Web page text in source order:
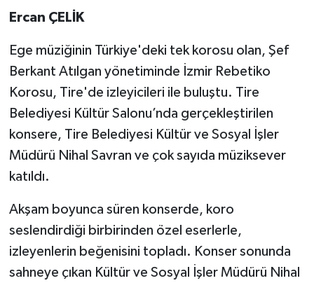
Ercan ÇELİK
Ege müziğinin Türkiye'deki tek korosu olan, Şef
Berkant Atılgan yönetiminde İzmir Rebetiko
Korosu, Tire'de izleyicileri ile buluştu. Tire
Belediyesi Kültür Salonu’nda gerçekleştirilen
konsere, Tire Belediyesi Kültür ve Sosyal İşler
Müdürü Nihal Savran ve çok sayıda müziksever
katıldı.
Akşam boyunca süren konserde, koro
seslendirdiği birbirinden özel eserlerle,
izleyenlerin beğenisini topladı. Konser sonunda
sahneye çıkan Kültür ve Sosyal İşler Müdürü Nihal